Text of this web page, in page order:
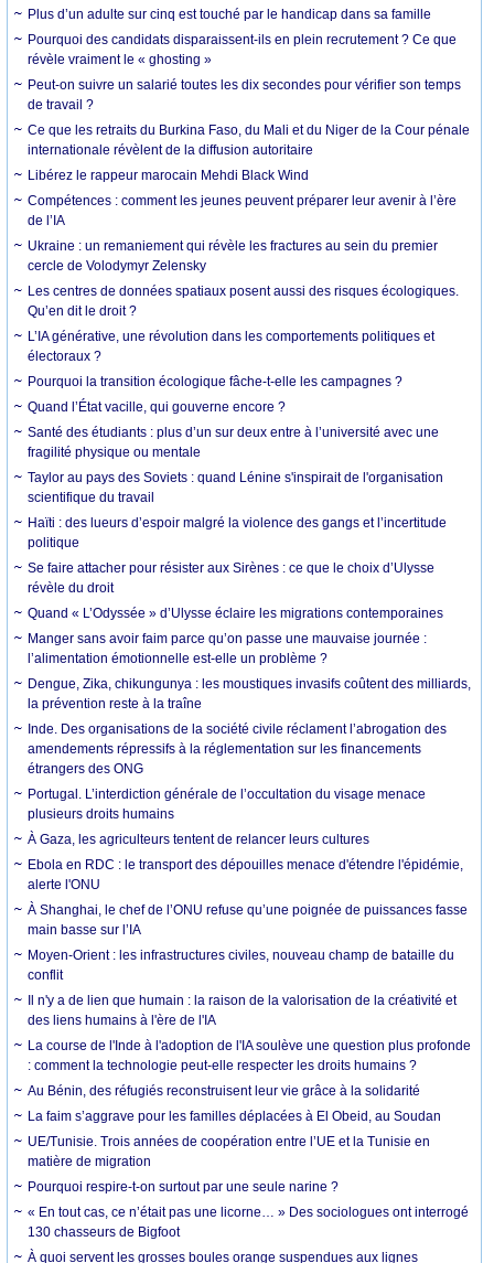
Plus d’un adulte sur cinq est touché par le handicap dans sa famille
Pourquoi des candidats disparaissent-ils en plein recrutement ? Ce que
révèle vraiment le « ghosting »
Peut-on suivre un salarié toutes les dix secondes pour vérifier son temps
de travail ?
Ce que les retraits du Burkina Faso, du Mali et du Niger de la Cour pénale
internationale révèlent de la diffusion autoritaire
Libérez le rappeur marocain Mehdi Black Wind
Compétences : comment les jeunes peuvent préparer leur avenir à l’ère
de l’IA
Ukraine : un remaniement qui révèle les fractures au sein du premier
cercle de Volodymyr Zelensky
Les centres de données spatiaux posent aussi des risques écologiques.
Qu’en dit le droit ?
L’IA générative, une révolution dans les comportements politiques et
électoraux ?
Pourquoi la transition écologique fâche-t-elle les campagnes ?
Quand l’État vacille, qui gouverne encore ?
Santé des étudiants : plus d’un sur deux entre à l’université avec une
fragilité physique ou mentale
Taylor au pays des Soviets : quand Lénine s'inspirait de l'organisation
scientifique du travail
Haïti : des lueurs d’espoir malgré la violence des gangs et l’incertitude
politique
Se faire attacher pour résister aux Sirènes : ce que le choix d’Ulysse
révèle du droit
Quand « L’Odyssée » d’Ulysse éclaire les migrations contemporaines
Manger sans avoir faim parce qu’on passe une mauvaise journée :
l’alimentation émotionnelle est-elle un problème ?
Dengue, Zika, chikungunya : les moustiques invasifs coûtent des milliards,
la prévention reste à la traîne
Inde. Des organisations de la société civile réclament l’abrogation des
amendements répressifs à la réglementation sur les financements
étrangers des ONG
Portugal. L’interdiction générale de l’occultation du visage menace
plusieurs droits humains
À Gaza, les agriculteurs tentent de relancer leurs cultures
Ebola en RDC : le transport des dépouilles menace d'étendre l'épidémie,
alerte l'ONU
À Shanghai, le chef de l’ONU refuse qu’une poignée de puissances fasse
main basse sur l’IA
Moyen-Orient : les infrastructures civiles, nouveau champ de bataille du
conflit
Il n'y a de lien que humain : la raison de la valorisation de la créativité et
des liens humains à l'ère de l'IA
La course de l'Inde à l'adoption de l'IA soulève une question plus profonde
: comment la technologie peut-elle respecter les droits humains ?
Au Bénin, des réfugiés reconstruisent leur vie grâce à la solidarité
La faim s’aggrave pour les familles déplacées à El Obeid, au Soudan
UE/Tunisie. Trois années de coopération entre l’UE et la Tunisie en
matière de migration
Pourquoi respire-t-on surtout par une seule narine ?
« En tout cas, ce n’était pas une licorne… » Des sociologues ont interrogé
130 chasseurs de Bigfoot
À quoi servent les grosses boules orange suspendues aux lignes